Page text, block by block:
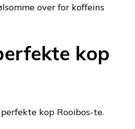
over for koffeins
kop
kop Rooibos-te.